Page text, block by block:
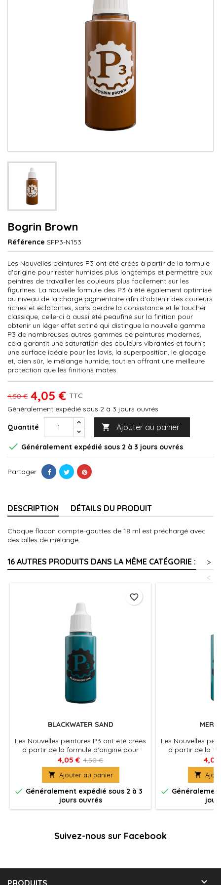
Bogrin Brown
Référence SFP3-N153
Les Nouvelles peintures P3 ont été créés à partir de la formule
d'origine pour rester humides plus longtemps et permettre aux
peintres de travailler les couleurs plus facilement sur les
figurines. La nouvelle formule des P3 à été également optimisé
au niveau de la charge pigmentaire afin d'obtenir des couleurs
riches et éclatantes, sans perdre la consistance et le toucher
classique, celle-ci à aussi été peaufiné sur la finition pour
obtenir un léger effet satiné qui distingue la nouvelle gamme
P3 de nombreuses autres gammes de peintures modernes,
cela garantit une saturation des couleurs vibrantes et fournit
une surface idéale pour les lavis, la superposition, le glaçage
et, bien sûr, le mélange humide, tout en offrant une meilleure
protection que les finitions mates.
4,50 € 4,05 € TTC
Généralement expédié sous 2 à 3 jours ouvrés
Quantité  Ajouter au panier
 Généralement expédié sous 2 à 3 jours ouvrés
Partager
DESCRIPTION DÉTAILS DU PRODUIT
Chaque flacon compte-gouttes de 18 ml est préchargé avec
des billes de mélange.
16 AUTRES PRODUITS DANS LA MÊME CATÉGORIE :
>
<
BLACKWATER SAND
Les Nouvelles peintures P3 ont été créés
à partir de la formule d'origine pour
rester humides plus longtemps et
permettre aux peintres de travailler les
couleurs plus facilement sur les
figurines. La nouvelle formule des P3 à
été également optimisé au niveau de la
charge pigmentaire afin d'obtenir des
couleurs riches et éclatantes, sans
4,05 € 4,50 €
 Ajouter au panier
 Généralement expédié sous 2 à 3
jours ouvrés
favorite_border
Les Nouvelles
à partir de la
rester
permettre aux
couleurs
figurines. La
été également
charge
couleurs
4,05


Suivez-nous sur Facebook
PRODUITS 